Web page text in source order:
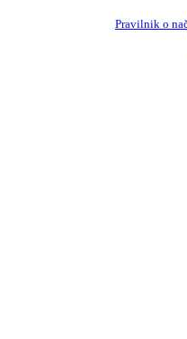
Pravilnik o